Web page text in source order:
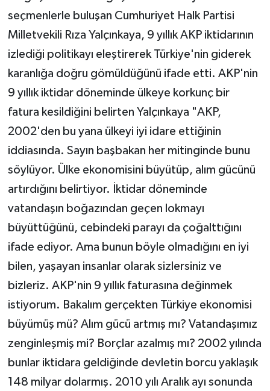
seçmenlerle buluşan Cumhuriyet Halk Partisi
Milletvekili Rıza Yalçınkaya, 9 yıllık AKP iktidarının
izlediği politikayı eleştirerek Türkiye'nin giderek
karanlığa doğru gömüldüğünü ifade etti. AKP'nin
9 yıllık iktidar döneminde ülkeye korkunç bir
fatura kesildiğini belirten Yalçınkaya "AKP,
2002'den bu yana ülkeyi iyi idare ettiğinin
iddiasında. Sayın başbakan her mitinginde bunu
söylüyor. Ülke ekonomisini büyütüp, alım gücünü
artırdığını belirtiyor. İktidar döneminde
vatandaşın boğazından geçen lokmayı
büyüttüğünü, cebindeki parayı da çoğalttığını
ifade ediyor. Ama bunun böyle olmadığını en iyi
bilen, yaşayan insanlar olarak sizlersiniz ve
bizleriz. AKP'nin 9 yıllık faturasına değinmek
istiyorum. Bakalım gerçekten Türkiye ekonomisi
büyümüş mü? Alım gücü artmış mı? Vatandaşımız
zenginleşmiş mi? Borçlar azalmış mı? 2002 yılında
bunlar iktidara geldiğinde devletin borcu yaklaşık
148 milyar dolarmış. 2010 yılı Aralık ayı sonunda